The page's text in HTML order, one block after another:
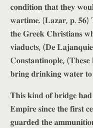
𝐜𝐨𝐧𝐝𝐢𝐭𝐢𝐨𝐧 𝐭𝐡𝐚𝐭 𝐭𝐡𝐞𝐲
𝐰𝐚𝐫𝐭𝐢𝐦𝐞. (𝐋𝐚𝐳𝐚𝐫, 𝐩. 𝟓𝟔)
𝐭𝐡𝐞 𝐆𝐫𝐞𝐞𝐤 𝐂𝐡𝐫𝐢𝐬𝐭𝐢𝐚𝐧𝐬
𝐯𝐢𝐚𝐝𝐮𝐜𝐭𝐬, (𝐃𝐞
𝐂𝐨𝐧𝐬𝐭𝐚𝐧𝐭𝐢𝐧𝐨𝐩𝐥𝐞, (𝐓𝐡𝐞𝐬𝐞
𝐛𝐫𝐢𝐧𝐠 𝐝𝐫𝐢𝐧𝐤𝐢𝐧𝐠 𝐰𝐚𝐭𝐞𝐫 𝐭𝐨
𝐓𝐡𝐢𝐬 𝐤𝐢𝐧𝐝 𝐨𝐟 𝐛𝐫𝐢𝐝𝐠𝐞
𝐄𝐦𝐩𝐢𝐫𝐞 𝐬𝐢𝐧𝐜𝐞 𝐭𝐡𝐞
𝐠𝐮𝐚𝐫𝐝𝐞𝐝 𝐭𝐡𝐞